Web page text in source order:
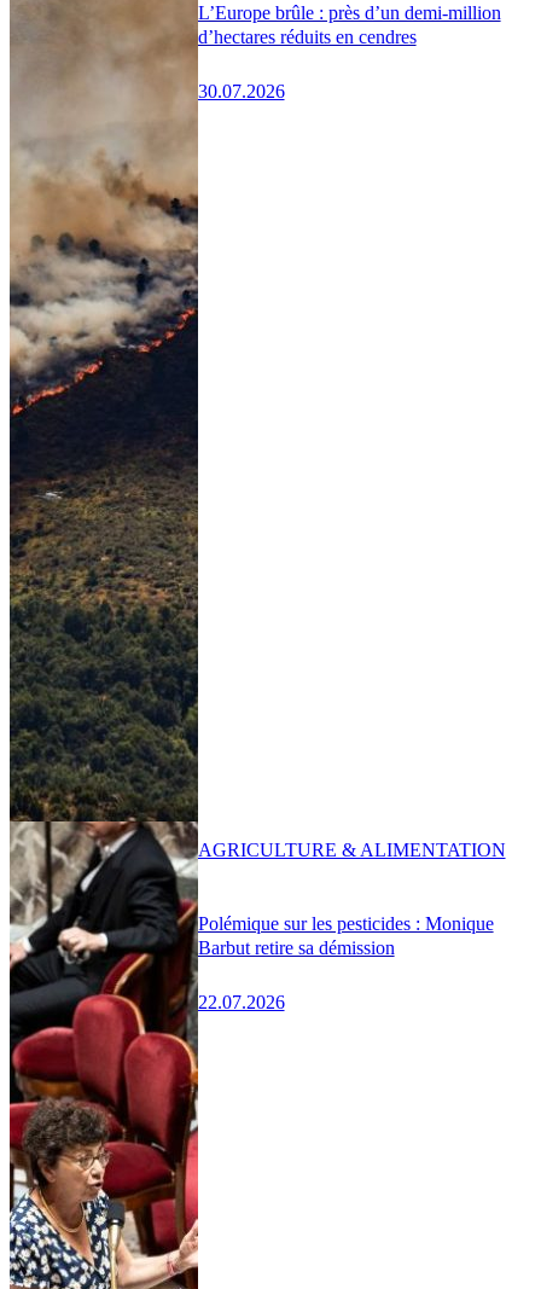
L’Europe brûle : près d’un demi-million
d’hectares réduits en cendres
30.07.2026
Polémique sur les pesticides : Monique
Barbut retire sa démission
22.07.2026
AGRICULTURE & ALIMENTATION